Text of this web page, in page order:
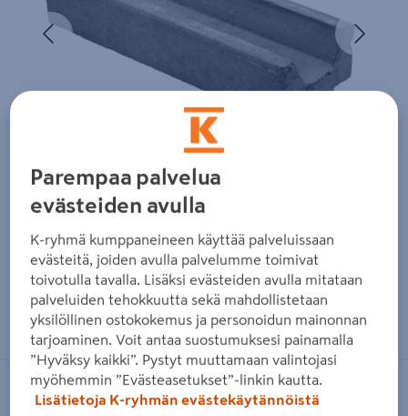
Edellinen
Zoomaa kuvaa sormilla kosketusnäytöllä
LAKKA
Parempaa palvelua
evästeiden avulla
K-ryhmä kumppaneineen käyttää palveluissaan
evästeitä, joiden avulla palvelumme toimivat
toivotulla tavalla. Lisäksi evästeiden avulla mitataan
palveluiden tehokkuutta sekä mahdollistetaan
yksilöllinen ostokokemus ja personoidun mainonnan
tarjoaminen. Voit antaa suostumuksesi painamalla
”Hyväksy kaikki”. Pystyt muuttamaan valintojasi
myöhemmin ”Evästeasetukset”-linkin kautta.
Lisätietoja K-ryhmän evästekäytännöistä